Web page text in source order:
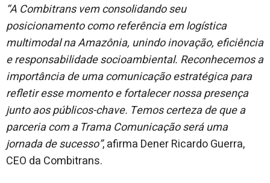
“A Combitrans vem consolidando seu
posicionamento como referência em logística
multimodal na Amazônia, unindo inovação, eficiência
e responsabilidade socioambiental. Reconhecemos a
importância de uma comunicação estratégica para
refletir esse momento e fortalecer nossa presença
junto aos públicos-chave. Temos certeza de que a
parceria com a Trama Comunicação será uma
jornada de sucesso”, afirma Dener Ricardo Guerra,
CEO da Combitrans.